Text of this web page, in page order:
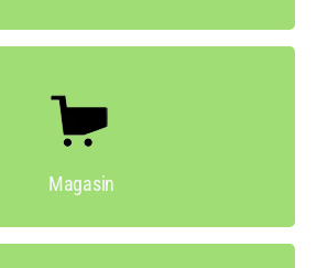
Magasin
à votre dispostion, nous vous